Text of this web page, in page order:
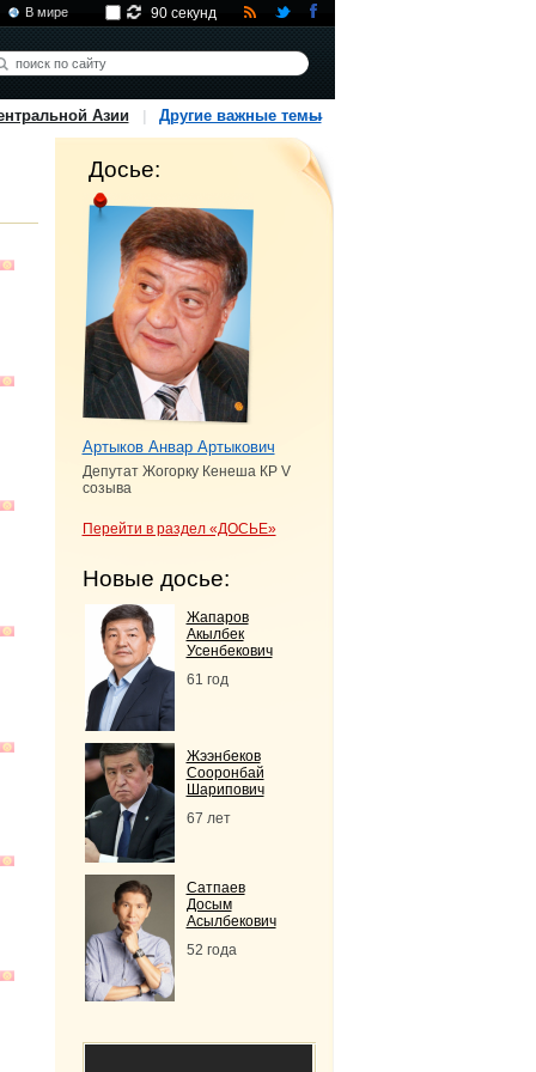
В мире 90 секунд
Азии Другие важные темы
Досье:
Артыков Анвар Артыкович
Депутат Жогорку Кенеша КР V
созыва
Перейти в раздел «ДОСЬЕ»
Новые досье:
Жапаров
Акылбек
Усенбекович
61 год
Жээнбеков
Сооронбай
Шарипович
67 лет
Сатпаев
Досым
Асылбекович
52 года